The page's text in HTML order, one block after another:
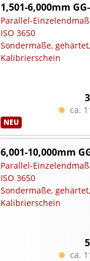
1,501-6,000mm
Parallel-
ISO 3650
Sondermaße,
Kalibrierschein
ca.
NEU
6,001-10,000mm
Parallel-
ISO 3650
Sondermaße,
Kalibrierschein
ca.